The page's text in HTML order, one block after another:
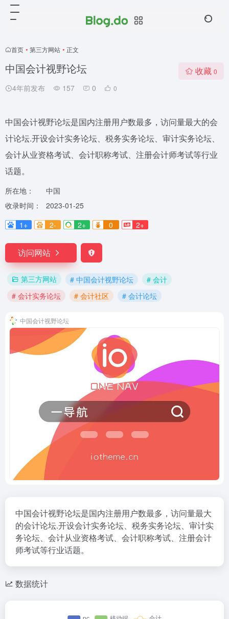
首页 • 第三方网站 • 正文
中国会计视野论坛
4年前发布 157 0 0
收藏 0
中国会计视野论坛是国内注册用户数最多，访问量最大的会
计论坛.开设会计实务论坛、税务实务论坛、审计实务论坛、
会计从业资格考试、会计职称考试、注册会计师考试等行业
话题。
所在地：
中国
收录时间：
2023-01-25
1+
2- 2+ 0 2+
访问网站
第三方网站 # 中国会计视野论坛
# 会计
# 会计实务论坛
# 会计社区 # 会计论坛
中国会计视野论坛
中国会计视野论坛是国内注册用户数最多，访问量最大
的会计论坛.开设会计实务论坛、税务实务论坛、审计实
务论坛、会计从业资格考试、会计职称考试、注册会计
师考试等行业话题。
数据统计